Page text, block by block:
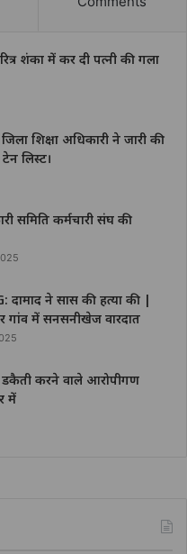
शंका में कर दी पत्नी की गला
शिक्षा अधिकारी ने जारी की
लिस्ट।
समिति कर्मचारी संघ की
दामाद ने सास की हत्या की |
गांव में सनसनीखेज वारदात
डकैती करने वाले आरोपीगण
में